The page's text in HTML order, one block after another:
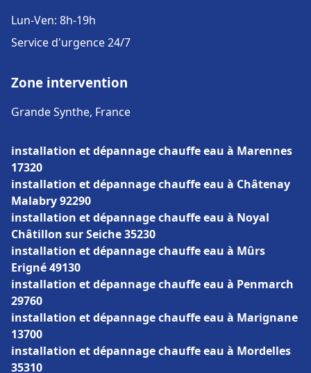
Lun-Ven: 8h-19h
Service d'urgence 24/7
Zone intervention
Grande Synthe, France
installation et dépannage chauffe eau à Marennes
17320
installation et dépannage chauffe eau à Châtenay
Malabry 92290
installation et dépannage chauffe eau à Noyal
Châtillon sur Seiche 35230
installation et dépannage chauffe eau à Mûrs
Erigné 49130
installation et dépannage chauffe eau à Penmarch
29760
installation et dépannage chauffe eau à Marignane
13700
installation et dépannage chauffe eau à Mordelles
35310